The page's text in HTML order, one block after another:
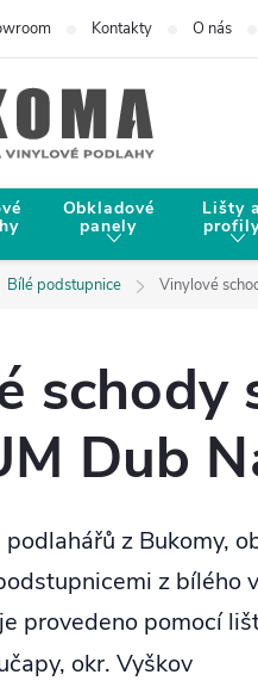
Kontakty O nás
Obkladové
panely
Lišty a
Bílé podstupnice Vinylové
schody
Dub
z Bukomy,
z bílého
provedeno pomocí
okr. Vyškov